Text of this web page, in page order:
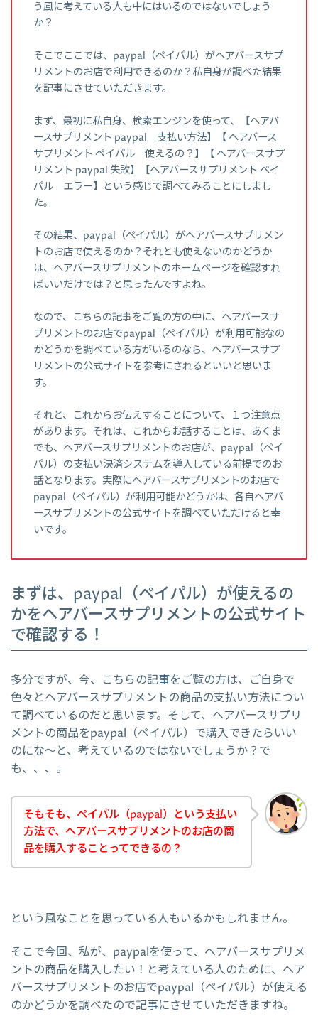
う風に考えている人も中にはいるのではないでしょう
か？
そこでここでは、paypal（ペイパル）がヘアバースサプ
リメントのお店で利用できるのか？私自身が調べた結果
を記事にさせていただきます。
まず、最初に私自身、検索エンジンを使って、【ヘアバ
ースサプリメント paypal 支払い方法】【 ヘアバース
サプリメント ペイパル 使えるの？】【 ヘアバースサプ
リメント paypal 失敗】【ヘアバースサプリメント ペイ
パル エラー】という感じで調べてみることにしまし
た。
その結果、paypal（ペイパル）がヘアバースサプリメン
トのお店で使えるのか？それとも使えないのかどうか
は、ヘアバースサプリメントのホームページを確認すれ
ばいいだけでは？と思ったんですよね。
なので、こちらの記事をご覧の方の中に、ヘアバースサ
プリメントのお店でpaypal（ペイパル）が利用可能なの
かどうかを調べている方がいるのなら、ヘアバースサプ
リメントの公式サイトを参考にされるといいと思いま
す。
それと、これからお伝えすることについて、１つ注意点
があります。それは、これからお話することは、あくま
でも、ヘアバースサプリメントのお店が、paypal（ペイ
パル）の支払い決済システムを導入している前提でのお
話となります。実際にヘアバースサプリメントのお店で
paypal（ペイパル）が利用可能かどうかは、各自ヘアバ
ースサプリメントの公式サイトを調べていただけると幸
いです。
まずは、paypal（ペイパル）が使えるの
かをヘアバースサプリメントの公式サイト
で確認する！
多分ですが、今、こちらの記事をご覧の方は、ご自身で
色々とヘアバースサプリメントの商品の支払い方法につい
て調べているのだと思います。そして、ヘアバースサプリ
メントの商品をpaypal（ペイパル）で購入できたらいい
のにな～と、考えているのではないでしょうか？で
も、、、。
そもそも、ペイパル（paypal）という支払い
方法で、ヘアバースサプリメントのお店の商
品を購入することってできるの？
という風なことを思っている人もいるかもしれません。
そこで今回、私が、paypalを使って、ヘアバースサプリメ
ントの商品を購入したい！と考えている人のために、ヘア
バースサプリメントのお店でpaypal（ペイパル）が使える
のかどうかを調べたので記事にさせていただきますね。